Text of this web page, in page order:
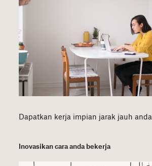
Dapatkan kerja impian jarak jauh anda
Inovasikan cara anda bekerja